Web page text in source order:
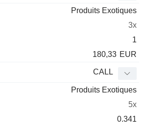
Produits Exotiques
3x
1
180,33 EUR
CALL
Produits Exotiques
5x
0.341